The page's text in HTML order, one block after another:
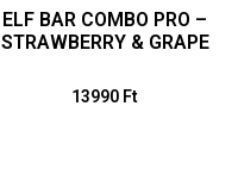
ELF BAR COMBO PRO –
STRAWBERRY & GRAPE
13990 Ft